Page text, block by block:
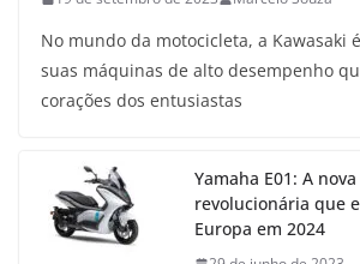
No mundo da motocicleta, a Kawasaki
suas máquinas de alto desempenho
corações dos entusiastas
Yamaha E01: A
revolucionária que
Europa em 2024